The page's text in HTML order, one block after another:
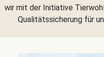
wir mit der Initiative
Qualitätssicherung für